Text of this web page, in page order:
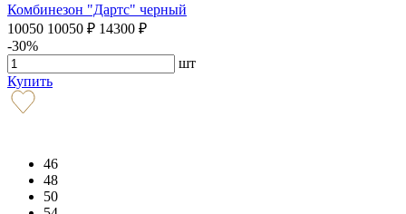
Комбинезон "Дартс" черный
10050 10050 ₽ 14300 ₽
-30%
шт
Купить
46
48
50